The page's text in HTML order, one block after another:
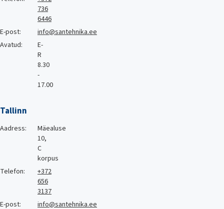
736
6446
E-post:
info@santehnika.ee
Avatud:
E-
R
8.30
-
17.00
Tallinn
Aadress:
Mäealuse
10,
C
korpus
Telefon:
+372
656
3137
E-post:
info@santehnika.ee